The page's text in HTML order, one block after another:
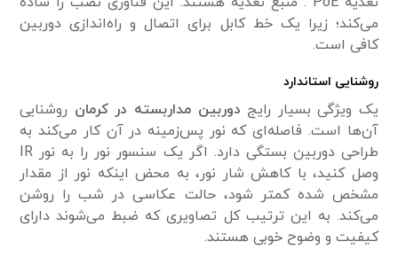
می‌کند؛ زیرا یک خط کابل برای اتصال و راه‌اندازی دوربین
کافی است.
روشنایی استاندارد
یک ویژگی بسیار رایج دوربین مداربسته در کرمان روشنایی
آن‌ها است. فاصله‌ای که نور پس‌زمینه در آن کار می‌کند به
طراحی دوربین بستگی دارد. اگر یک سنسور نور را به نور IR
وصل کنید، با کاهش شار نور، به محض اینکه نور از مقدار
مشخص شده کمتر شود، حالت عکاسی در شب را روشن
می‌کند. به این ترتیب کل تصاویری که ضبط می‌شوند دارای
کیفیت و وضوح خوبی هستند.